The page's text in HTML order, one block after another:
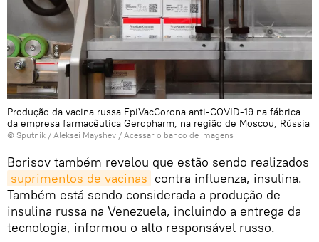
Produção da vacina russa EpiVacCorona anti-COVID-19 na fábrica
da empresa farmacêutica Geropharm, na região de Moscou, Rússia
© Sputnik / Aleksei Mayshev / Acessar o banco de imagens
Borisov também revelou que estão sendo realizados
suprimentos de vacinas contra influenza, insulina.
Também está sendo considerada a produção de
insulina russa na Venezuela, incluindo a entrega da
tecnologia, informou o alto responsável russo.